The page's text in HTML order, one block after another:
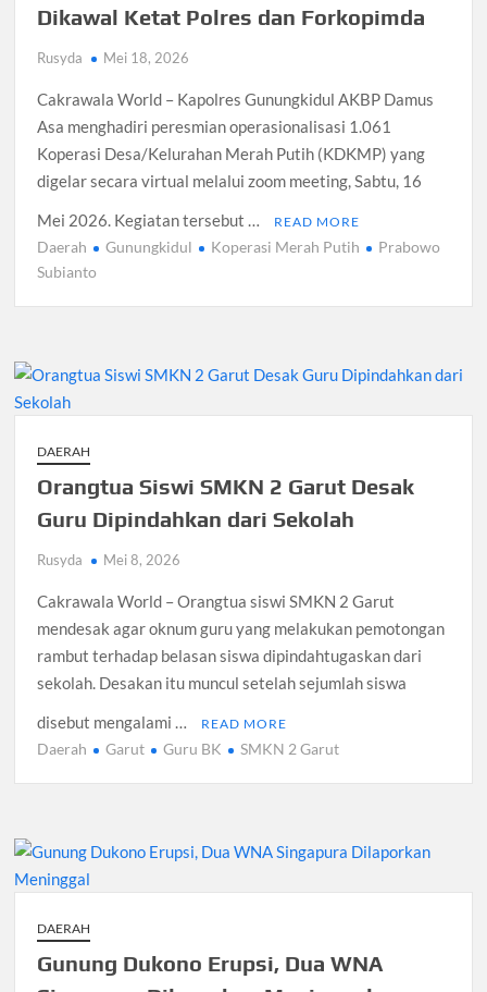
Dikawal Ketat Polres dan Forkopimda
Rusyda Mei 18, 2026
Cakrawala World – Kapolres Gunungkidul AKBP Damus
Asa menghadiri peresmian operasionalisasi 1.061
Koperasi Desa/Kelurahan Merah Putih (KDKMP) yang
digelar secara virtual melalui zoom meeting, Sabtu, 16
Mei 2026. Kegiatan tersebut …
READ MORE
Daerah Gunungkidul Koperasi Merah Putih
Prabowo
Subianto
DAERAH
Orangtua Siswi SMKN 2 Garut Desak
Guru Dipindahkan dari Sekolah
Rusyda Mei 8, 2026
Cakrawala World – Orangtua siswi SMKN 2 Garut
mendesak agar oknum guru yang melakukan pemotongan
rambut terhadap belasan siswa dipindahtugaskan dari
sekolah. Desakan itu muncul setelah sejumlah siswa
disebut mengalami …
READ MORE
Daerah Garut Guru BK SMKN 2 Garut
DAERAH
Gunung Dukono Erupsi, Dua WNA